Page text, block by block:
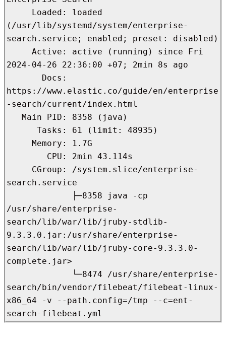
(/usr/lib/systemd/system/enterprise-
search.service; enabled; preset: disabled)
2024-04-26 22:36:00 +07; 2min 8s ago
https://www.elastic.co/guide/en/enterprise
-search/current/index.html
search.service
/usr/share/enterprise-
search/lib/war/lib/jruby-stdlib-
9.3.3.0.jar:/usr/share/enterprise-
search/lib/war/lib/jruby-core-9.3.3.0-
complete.jar>
search/bin/vendor/filebeat/filebeat-linux-
x86_64 -v --path.config=/tmp --c=ent-
search-filebeat.yml